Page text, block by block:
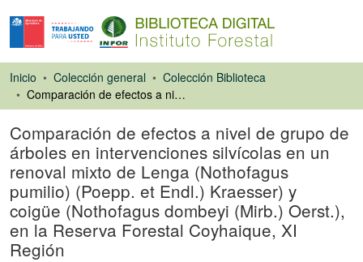
Inicio Colección general
Colección Biblioteca
Comparación de efectos a nivel de grupo de árboles en intervenciones silvícolas en un renoval mixto de Lenga (Nothofagus pumilio) (Poepp. et Endl.) Kraesser) y coigüe (Nothofagus dombeyi (Mirb.) Oerst.), en la Reserva Forestal Coyhaique, XI Región
Comparación de efectos a nivel de grupo de
árboles en intervenciones silvícolas en un
renoval mixto de Lenga (Nothofagus
pumilio) (Poepp. et Endl.) Kraesser) y
coigüe (Nothofagus dombeyi (Mirb.) Oerst.),
en la Reserva Forestal Coyhaique, XI
Región